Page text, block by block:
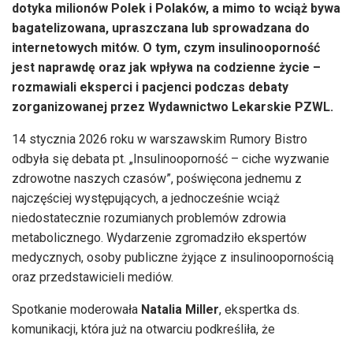
dotyka milionów Polek i Polaków, a mimo to wciąż bywa
bagatelizowana, upraszczana lub sprowadzana do
internetowych mitów. O tym, czym insulinooporność
jest naprawdę oraz jak wpływa na codzienne życie –
rozmawiali eksperci i pacjenci podczas debaty
zorganizowanej przez Wydawnictwo Lekarskie PZWL.
14 stycznia 2026 roku w warszawskim Rumory Bistro
odbyła się debata pt. „Insulinooporność – ciche wyzwanie
zdrowotne naszych czasów”, poświęcona jednemu z
najczęściej występujących, a jednocześnie wciąż
niedostatecznie rozumianych problemów zdrowia
metabolicznego. Wydarzenie zgromadziło ekspertów
medycznych, osoby publiczne żyjące z insulinoopornością
oraz przedstawicieli mediów.
Spotkanie moderowała Natalia Miller, ekspertka ds.
komunikacji, która już na otwarciu podkreśliła, że